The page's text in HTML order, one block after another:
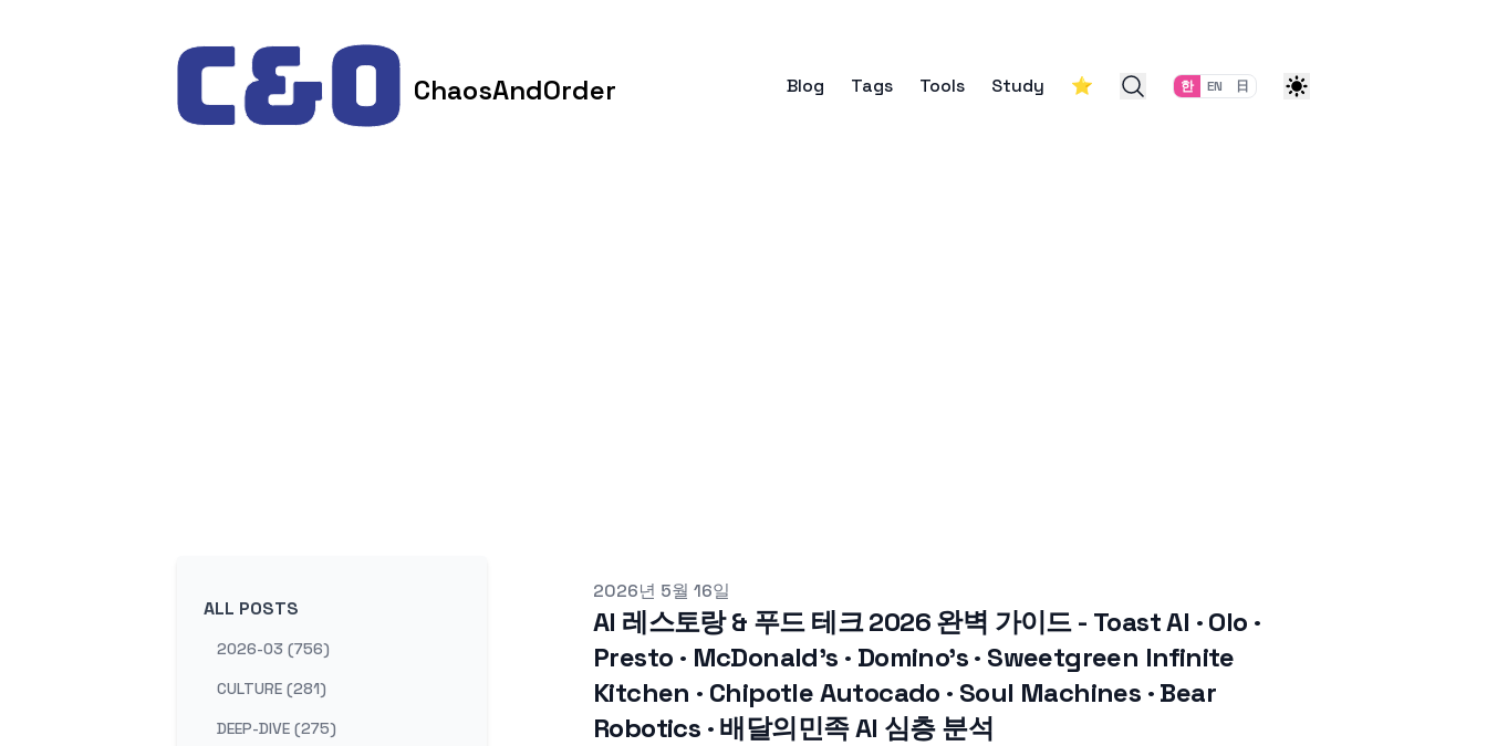
ChaosAndOrder Blog Tags Tools Study ⭐ 한 EN 日
ALL POSTS
2026-03 (756)
CULTURE (281)
DEEP-DIVE (275)
Published on
2026년 5월 16일
AI 레스토랑 & 푸드 테크 2026 완벽 가이드 - Toast AI · Olo ·
Presto · McDonald's · Domino's · Sweetgreen Infinite
Kitchen · Chipotle Autocado · Soul Machines · Bear
Robotics · 배달의민족 AI 심층 분석